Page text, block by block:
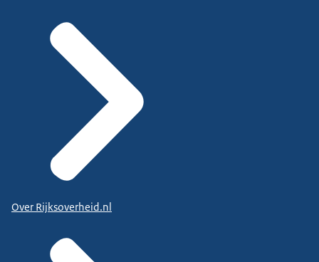
Over Rijksoverheid.nl